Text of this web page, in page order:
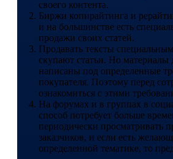
своего контента.
Биржи копирайтинга и
и на большинстве есть
продажи своих статей.
Продавать тексты
скупают статьи. Но
написаны под определенные
покупателя. Поэтому перед
ознакомиться с этими
На форумах и в группах в
способ потребует больше
периодически просматривать
заказчиков, и если есть
определенной тематике, то